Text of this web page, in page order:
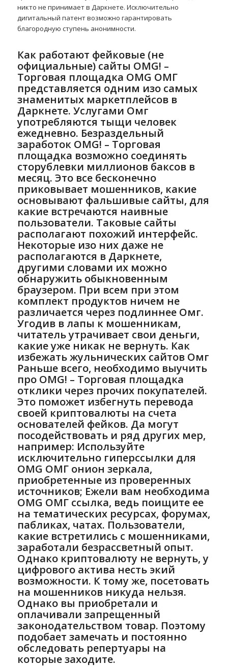
никто не принимает в Даркнете. Исключительно
дигитальный патент возможно гарантировать
благородную ступень анонимности.
Как работают фейковые (не
официальные) сайты OMG! –
Торговая площадка OMG ОМГ
представляется одним изо самых
знаменитых маркетплейсов в
Даркнете. Услугами Омг
употребляются тыщи человек
ежедневно. Безраздельный
заработок OMG! – Торговая
площадка возможно соединять
сторублевки миллионов баксов в
месяц. Это все бесконечно
приковывает мошенников, какие
основывают фальшивые сайты, для
какие встречаются наивные
пользователи. Таковые сайты
располагают похожий интерфейс.
Некоторые изо них даже не
располагаются в Даркнете,
другими словами их можно
обнаружить обыкновенным
браузером. При всем при этом
комплект продуктов ничем не
различается через подлиннее Омг.
Угодив в лапы к мошенникам,
читатель утрачивает свои деньги,
какие уже никак не вернуть. Как
избежать жульнических сайтов Омг
Раньше всего, необходимо выучить
про OMG! – Торговая площадка
отклики через прочих покупателей.
Это поможет избегнуть перевода
своей криптовалюты на счета
основателей фейков. Да могут
посодействовать и ряд других мер,
например: Используйте
исключительно гиперссылки для
OMG ОМГ онион зеркала,
приобретенные из проверенных
источников; Ежели вам необходима
OMG ОМГ ссылка, ведь поищите ее
на тематических ресурсах, форумах,
пабликах, чатах. Пользователи,
какие встретились с мошенниками,
заработали безрассветный опыт.
Однако криптовалюту не вернуть, у
цифрового актива несть экий
возможности. К тому же, посетовать
на мошенников никуда нельзя.
Однако вы приобретали и
оплачивали запрещенный
законодательством товар. Поэтому
подобает замечать и постоянно
обследовать репертуары на
которые заходите.